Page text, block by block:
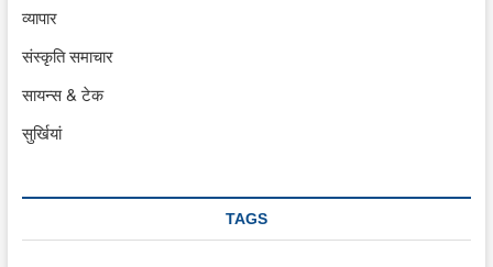
व्यापार
संस्कृति समाचार
सायन्स & टेक
सुर्खियां
TAGS